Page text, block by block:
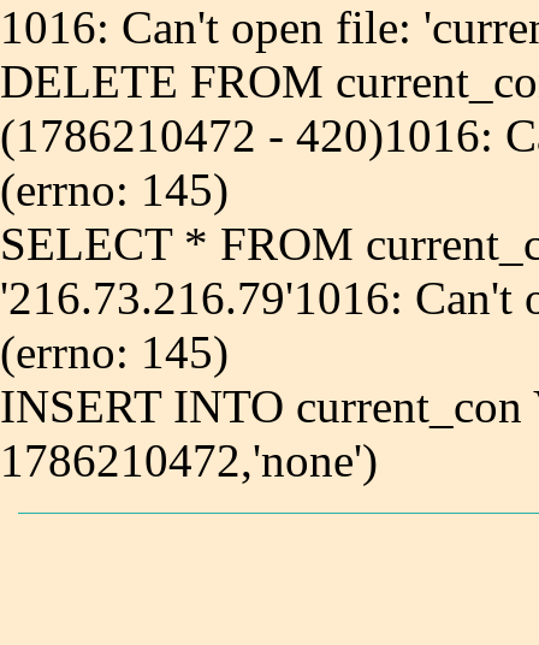
1016: Can't open file:
DELETE FROM
(1786210472 - 420)1016:
(errno: 145)
SELECT * FROM
'216.73.216.79'1016:
(errno: 145)
INSERT INTO
1786210472,'none')